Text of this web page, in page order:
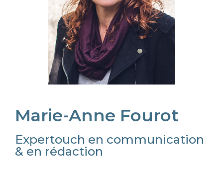
Marie-Anne Fourot
Expertouch en communication
& en rédaction